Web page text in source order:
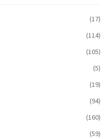
(17)
(114)
(105)
(5)
(19)
(94)
(160)
(59)